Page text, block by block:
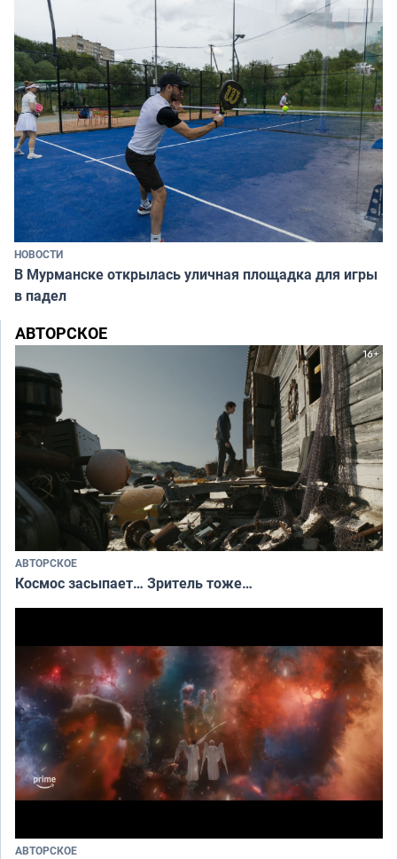
НОВОСТИ
В Мурманске открылась уличная площадка для игры
в падел
АВТОРСКОЕ
АВТОРСКОЕ
Космос засыпает… Зритель тоже…
АВТОРСКОЕ